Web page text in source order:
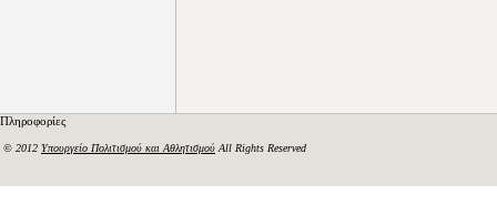
Πληροφορίες
© 2012 Υπουργείο Πολιτισμού και Αθλητισμού All Rights Reserved